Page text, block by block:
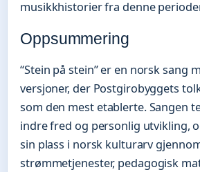
musikkhistorier fra denne
Oppsummering
“Stein på stein” er en norsk sang
versjoner, der Postgirobyggets
som den mest etablerte. Sangen
indre fred og personlig utvikling,
sin plass i norsk kulturarv
strømmetjenester, pedagogisk